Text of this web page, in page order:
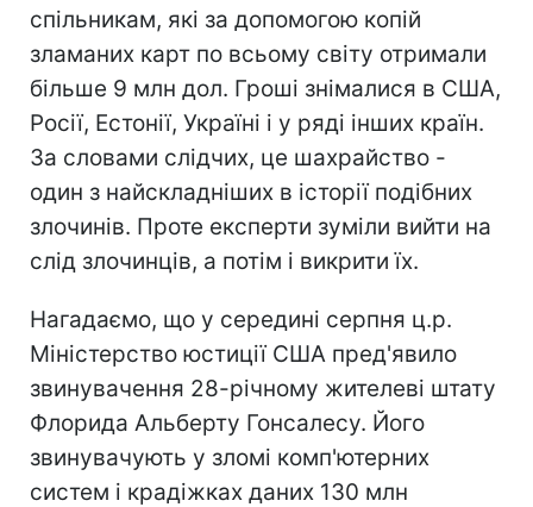
спільникам, які за допомогою копій
зламаних карт по всьому світу отримали
більше 9 млн дол. Гроші знімалися в США,
Росії, Естонії, Україні і у ряді інших країн.
За словами слідчих, це шахрайство -
один з найскладніших в історії подібних
злочинів. Проте експерти зуміли вийти на
слід злочинців, а потім і викрити їх.
Нагадаємо, що у середині серпня ц.р.
Міністерство юстиції США пред'явило
звинувачення 28-річному жителеві штату
Флорида Альберту Гонсалесу. Його
звинувачують у зломі комп'ютерних
систем і крадіжках даних 130 млн